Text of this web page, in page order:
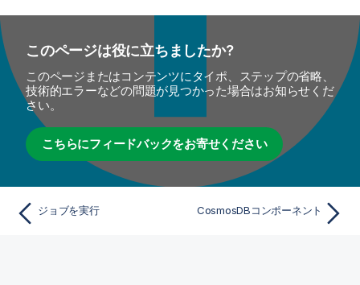
このページは役に立ちましたか?
このページまたはコンテンツにタイポ、ステップの省略、
技術的エラーなどの問題が見つかった場合はお知らせくだ
さい。
こちらにフィードバックをお寄せください
ジョブを実行 CosmosDBコンポーネント